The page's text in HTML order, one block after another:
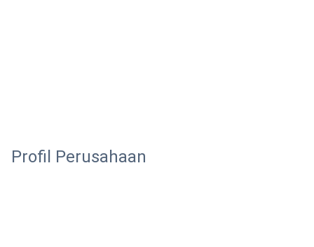
Profil Perusahaan